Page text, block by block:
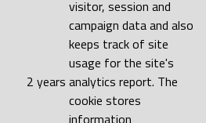
2 years
visitor, session and
campaign data and also
keeps track of site
usage for the site's
analytics report. The
cookie stores
information